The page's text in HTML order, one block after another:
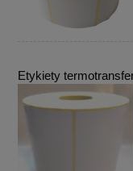
Etykiety